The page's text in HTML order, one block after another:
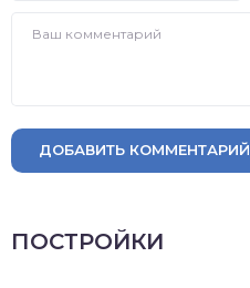
ДОБАВИТЬ КОММЕНТАРИЙ
ПОСТРОЙКИ